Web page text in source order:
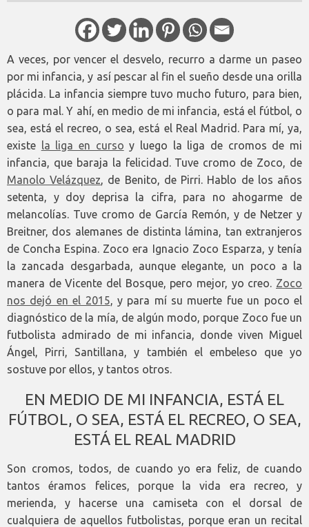
A veces, por vencer el desvelo, recurro a darme un paseo
por mi infancia, y así pescar al fin el sueño desde una orilla
plácida. La infancia siempre tuvo mucho futuro, para bien,
o para mal. Y ahí, en medio de mi infancia, está el fútbol, o
sea, está el recreo, o sea, está el Real Madrid. Para mí, ya,
existe la liga en curso y luego la liga de cromos de mi
infancia, que baraja la felicidad. Tuve cromo de Zoco, de
Manolo Velázquez, de Benito, de Pirri. Hablo de los años
setenta, y doy deprisa la cifra, para no ahogarme de
melancolías. Tuve cromo de García Remón, y de Netzer y
Breitner, dos alemanes de distinta lámina, tan extranjeros
de Concha Espina. Zoco era Ignacio Zoco Esparza, y tenía
la zancada desgarbada, aunque elegante, un poco a la
manera de Vicente del Bosque, pero mejor, yo creo. Zoco
nos dejó en el 2015, y para mí su muerte fue un poco el
diagnóstico de la mía, de algún modo, porque Zoco fue un
futbolista admirado de mi infancia, donde viven Miguel
Ángel, Pirri, Santillana, y también el embeleso que yo
sostuve por ellos, y tantos otros.
EN MEDIO DE MI INFANCIA, ESTÁ EL
FÚTBOL, O SEA, ESTÁ EL RECREO, O SEA,
ESTÁ EL REAL MADRID
Son cromos, todos, de cuando yo era feliz, de cuando
tantos éramos felices, porque la vida era recreo, y
merienda, y hacerse una camiseta con el dorsal de
cualquiera de aquellos futbolistas, porque eran un recital